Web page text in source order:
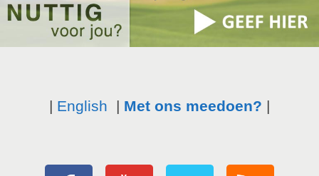
| English | Met ons meedoen? |